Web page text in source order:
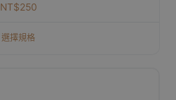
NT$250
選擇規格